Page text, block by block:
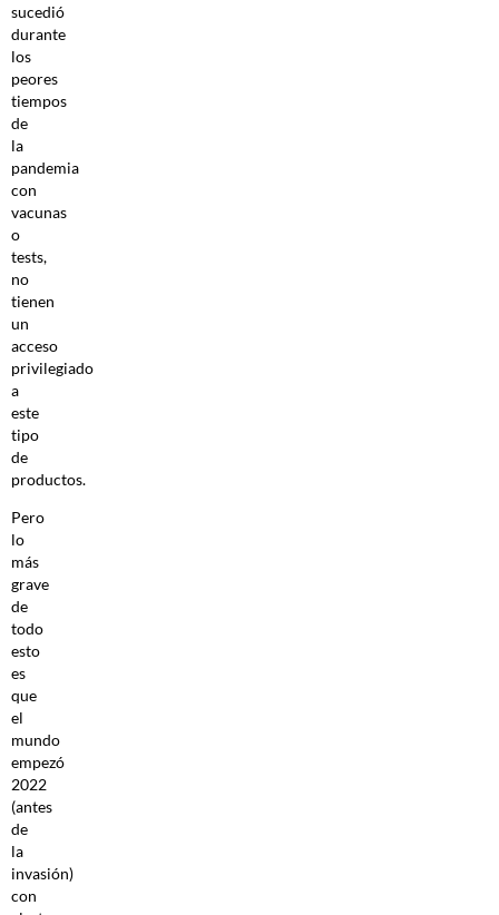
sucedió
durante
los
peores
tiempos
de
la
pandemia
con
vacunas
o
tests,
no
tienen
un
acceso
privilegiado
a
este
tipo
de
productos.
Pero
lo
más
grave
de
todo
esto
es
que
el
mundo
empezó
2022
(antes
de
la
invasión)
con